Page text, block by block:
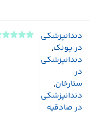
دندانپزشکی
در پونک,
دندانپزشکی
در
ستارخان,
دندانپزشکی
در صادقیه